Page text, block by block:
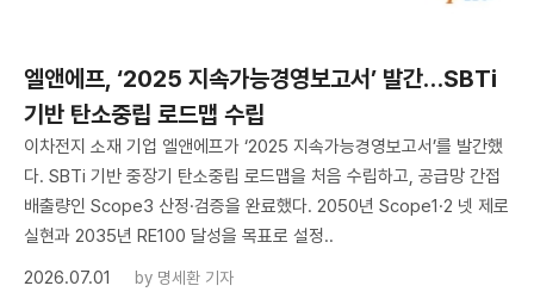
엘앤에프, ‘2025 지속가능경영보고서’ 발간…SBTi
기반 탄소중립 로드맵 수립
이차전지 소재 기업 엘앤에프가 ‘2025 지속가능경영보고서’를 발간했
다. SBTi 기반 중장기 탄소중립 로드맵을 처음 수립하고, 공급망 간접
배출량인 Scope3 산정·검증을 완료했다. 2050년 Scope1·2 넷 제로
실현과 2035년 RE100 달성을 목표로 설정..
2026.07.01
by 명세환 기자